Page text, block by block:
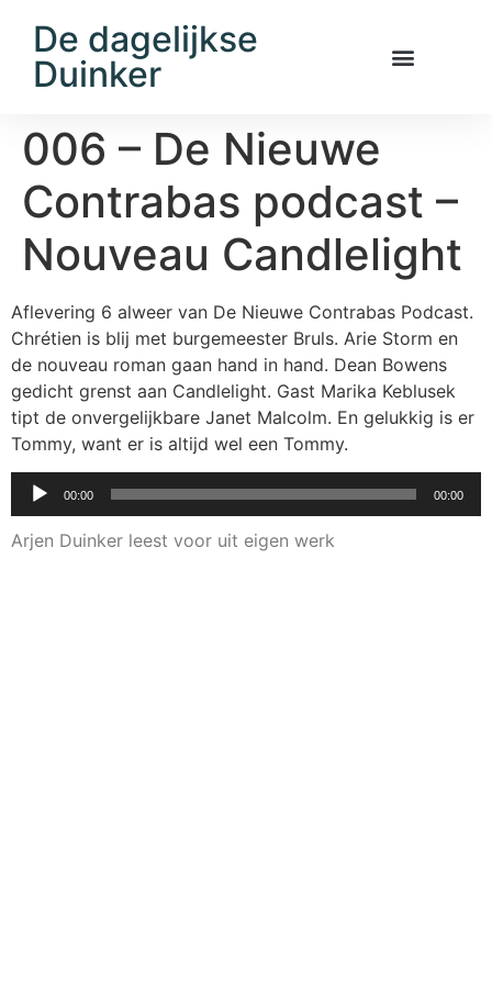
De dagelijkse
Duinker
006 – De Nieuwe
Contrabas podcast –
Nouveau Candlelight
Aflevering 6 alweer van De Nieuwe Contrabas Podcast.
Chrétien is blij met burgemeester Bruls. Arie Storm en
de nouveau roman gaan hand in hand. Dean Bowens
gedicht grenst aan Candlelight. Gast Marika Keblusek
tipt de onvergelijkbare Janet Malcolm. En gelukkig is er
Tommy, want er is altijd wel een Tommy.
Audiospeler
00:00 00:00
Arjen Duinker leest voor uit eigen werk